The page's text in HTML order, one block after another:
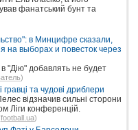
фанатський бунт та
в Минцифре сказали,
на выборах и повесток через
"Дію" добавлять не будет
)
та чудові дриблери
відзначив сильні сторони
Ліги конференцій.
football.ua)